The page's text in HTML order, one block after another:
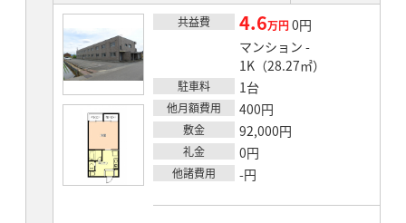
賃料 4.6万円
共益費
0円
マンション -
1K（28.27㎡）
駐車料 1台
他月額費用 400円
敷金 92,000円
礼金 0円
他諸費用 -円